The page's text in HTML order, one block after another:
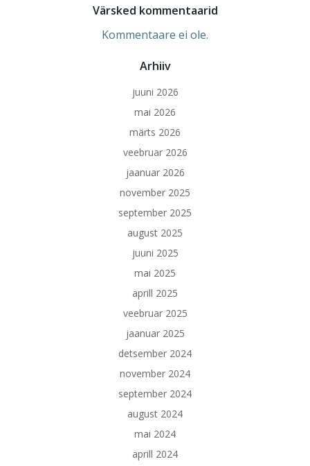
Värsked kommentaarid
Kommentaare ei ole.
Arhiiv
juuni 2026
mai 2026
märts 2026
veebruar 2026
jaanuar 2026
november 2025
september 2025
august 2025
juuni 2025
mai 2025
aprill 2025
veebruar 2025
jaanuar 2025
detsember 2024
november 2024
september 2024
august 2024
mai 2024
aprill 2024